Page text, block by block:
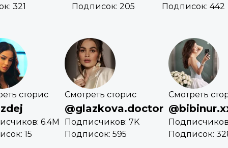
321
Подписок: 205
Подписок: 442
сторис
6.4M
15
Смотреть сторис
@glazkova.doctor
Подписчиков: 7K
Подписок: 595
Смотреть
Подписок: